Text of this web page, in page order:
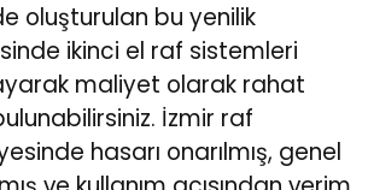
oluşturulan bu yenilik
ikinci el raf sistemleri
maliyet olarak rahat
İzmir raf
hasarı onarılmış, genel